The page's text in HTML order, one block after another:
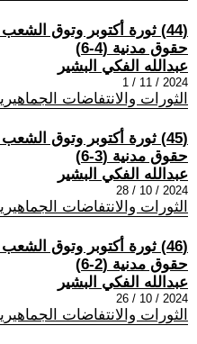
(44) ثورة أكتوبر وتوق
حقوق مدنية (4-6)
عبدالله الفكي البشير
2024 / 11 / 1
الثورات والانتفاضات
(45) ثورة أكتوبر وتوق
حقوق مدنية (3-6)
عبدالله الفكي البشير
2024 / 10 / 28
الثورات والانتفاضات
(46) ثورة أكتوبر وتوق
حقوق مدنية (2-6)
عبدالله الفكي البشير
2024 / 10 / 26
الثورات والانتفاضات